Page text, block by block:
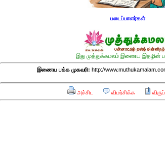
படைப்பாளர்கள்
இது முத்துக்கமலம் இணைய இதழின்
இணைய பக்க முகவரி: http://
அச்சிட விமர்சிக்க